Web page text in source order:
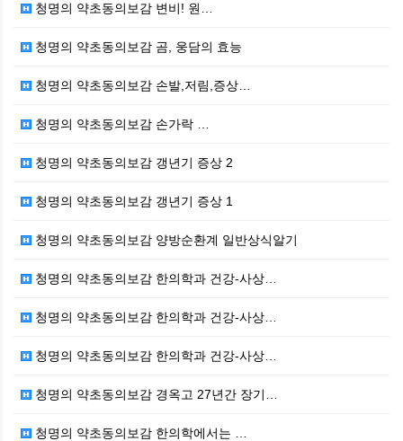
청명의 약초동의보감 변비! 원…
청명의 약초동의보감 곰, 웅담의 효능
청명의 약초동의보감 손발,저림,증상…
청명의 약초동의보감 손가락 …
청명의 약초동의보감 갱년기 증상 2
청명의 약초동의보감 갱년기 증상 1
청명의 약초동의보감 양방순환계 일반상식알기
청명의 약초동의보감 한의학과 건강-사상…
청명의 약초동의보감 한의학과 건강-사상…
청명의 약초동의보감 한의학과 건강-사상…
청명의 약초동의보감 경옥고 27년간 장기…
청명의 약초동의보감 한의학에서는 …